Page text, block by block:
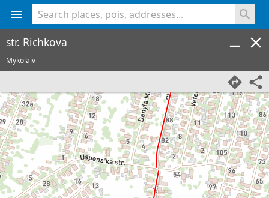
str. Richkova
Mykolaiv
<% console.log(hcard) %>